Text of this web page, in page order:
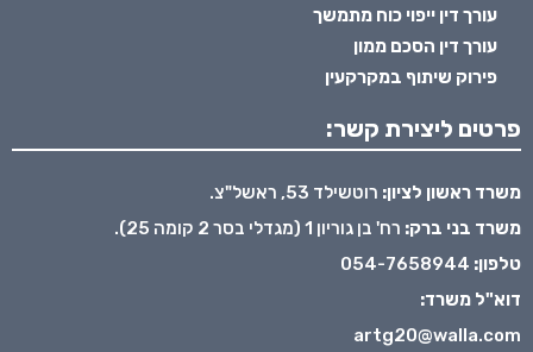
עורך דין ייפוי כוח מתמשך
עורך דין הסכם ממון
פירוק שיתוף במקרקעין
פרטים ליצירת קשר:
משרד ראשון לציון: רוטשילד 53, ראשל"צ.
משרד בני ברק: רח' בן גוריון 1 (מגדלי בסר 2 קומה 25).
טלפון: 054-7658944
דוא"ל משרד:
artg20@walla.com